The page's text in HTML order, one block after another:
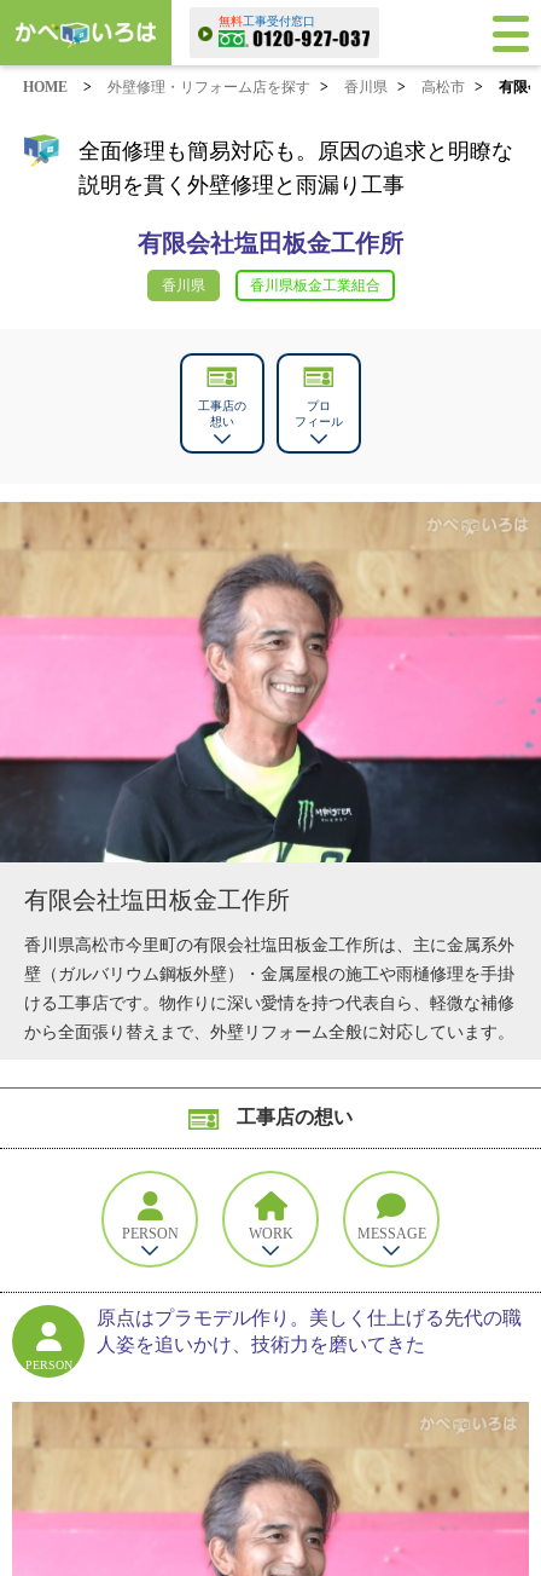
無料工事受付窓口
HOME > 外壁修理・リフォーム店を探す > 香川県 > 高松市 > 有限
全面修理も簡易対応も。原因の追求と明瞭な
説明を貫く外壁修理と雨漏り工事
有限会社塩田板金工作所
香川県 香川県板金工業組合
工事店の
想い
プロ
フィール
有限会社塩田板金工作所
香川県高松市今里町の有限会社塩田板金工作所は、主に金属系外
壁（ガルバリウム鋼板外壁）・金属屋根の施工や雨樋修理を手掛
ける工事店です。物作りに深い愛情を持つ代表自ら、軽微な補修
から全面張り替えまで、外壁リフォーム全般に対応しています。
工事店の想い
PERSON WORK MESSAGE
PERSON
原点はプラモデル作り。美しく仕上げる先代の職
人姿を追いかけ、技術力を磨いてきた